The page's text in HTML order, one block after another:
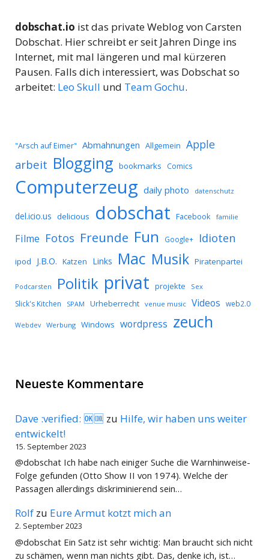
dobschat.io ist das private Weblog von Carsten
Dobschat. Hier schreibt er seit Jahren Dinge ins
Internet, mit mal längeren und mal kürzeren
Pausen. Falls dich interessiert, was Dobschat so
arbeitet: Leo Skull und Team Gochu.
"Arsch auf Eimer" Abmahnungen Allgemein Apple
arbeit Blogging bookmarks Comics
Computerzeug daily photo datenschutz
del.icio.us delicious dobschat Facebook familie
Filme Fotos Freunde Fun Google+ Idioten
ipod J.B.O. Katzen Links Mac Musik Piratenpartei
Podcarsten Politik privat projekte Sex
Slick's Kitchen SPAM Urheberrecht venue music Videos web2.0
Webdev Werbung Windows wordpress zeuch
Neueste Kommentare
Dave :verified: 🆗🆒 zu Hilfe, wir haben uns weiter
entwickelt!
15. September 2023
@dobschat Ich habe nach einiger Suche die Warnhinweise-
Folge gefunden (Otto Show II von 1974). Welche der
Passagen allerdings diskriminierend sein…
Rolf zu Eure Armut kotzt mich an
2. September 2023
@dobschat Ein Satz ist sehr wichtig: Man braucht sich nicht
zu schämen, wenn man nichts gibt. Das, denke ich, ist…